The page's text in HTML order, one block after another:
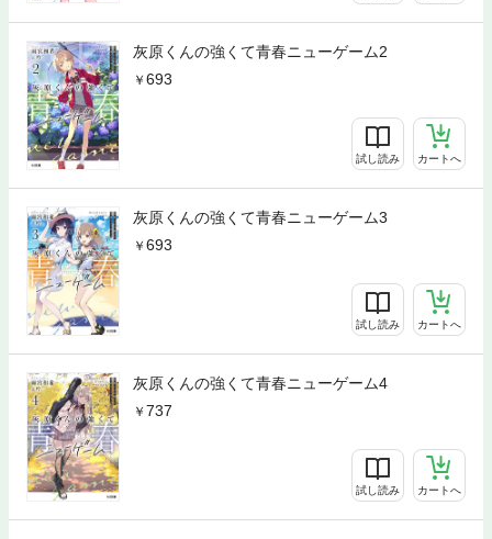
灰原くんの強くて青春ニューゲーム2
693
試し読み カートへ
灰原くんの強くて青春ニューゲーム3
693
試し読み カートへ
灰原くんの強くて青春ニューゲーム4
737
試し読み カートへ